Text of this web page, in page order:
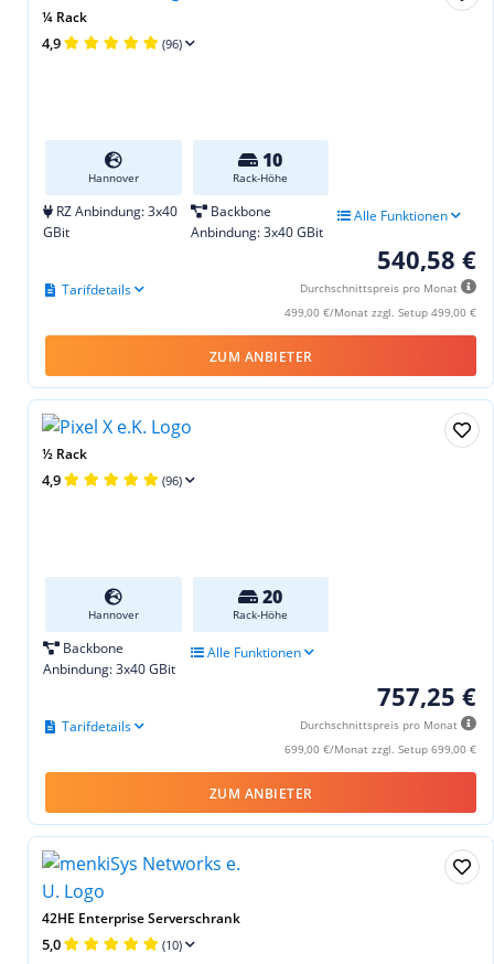
¼ Rack
4,9 (96)
Hannover
10
Rack-Höhe
RZ Anbindung: 3x40
GBit
Backbone
Anbindung: 3x40 GBit
Alle Funktionen
540,58 €
Durchschnittspreis pro Monat
499,00 €/Monat zzgl. Setup 499,00 €
Tarifdetails
ZUM ANBIETER
½ Rack
4,9 (96)
Hannover
20
Rack-Höhe
Backbone
Anbindung: 3x40 GBit
Alle Funktionen
757,25 €
Durchschnittspreis pro Monat
699,00 €/Monat zzgl. Setup 699,00 €
Tarifdetails
ZUM ANBIETER
42HE Enterprise Serverschrank
5,0 (10)